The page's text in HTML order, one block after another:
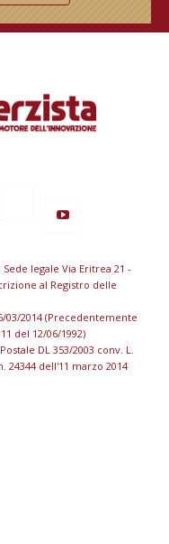
legale Via Eritrea 21 -
al Registro delle
03/2014 (Precedentemente
del 12/06/1992)
DL 353/2003 conv. L.
24344 dell'11 marzo 2014